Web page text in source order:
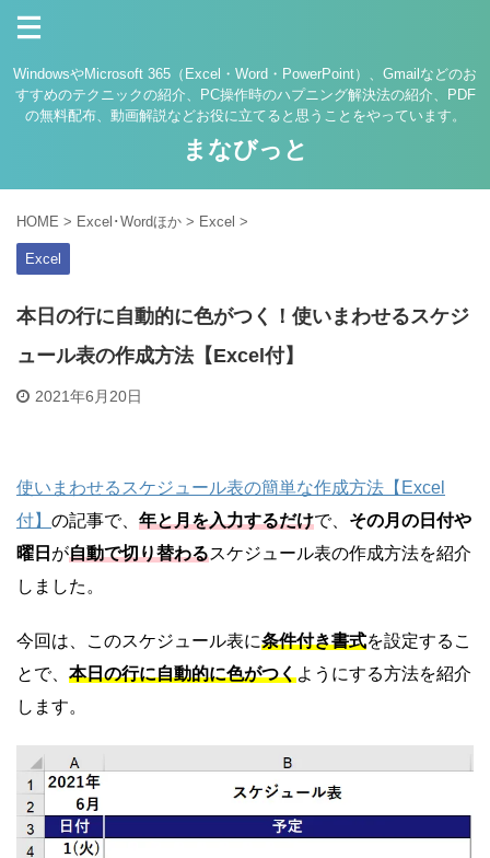
WindowsやMicrosoft 365（Excel・Word・PowerPoint）、Gmailなどのお
すすめのテクニックの紹介、PC操作時のハプニング解決法の紹介、PDF
の無料配布、動画解説などお役に立てると思うことをやっています。
まなびっと
HOME > Excel･Wordほか > Excel >
Excel
本日の行に自動的に色がつく！使いまわせるスケジ
ュール表の作成方法【Excel付】
2021年6月20日
使いまわせるスケジュール表の簡単な作成方法【Excel
付】 の記事で、 年と月を入力するだけで、 その月の日付や
曜日 が自動で切り替わるスケジュール表の作成方法を紹介
しました。
今回は、このスケジュール表に条件付き書式を設定するこ
とで、 本日の行に自動的に色がつくようにする方法を紹介
します。